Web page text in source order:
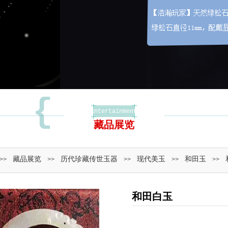
{
}
Entertainment
藏品展览
>> 藏品展览 >> 历代珍藏传世玉器 >> 现代美玉 >> 和田玉 >>
和田白玉